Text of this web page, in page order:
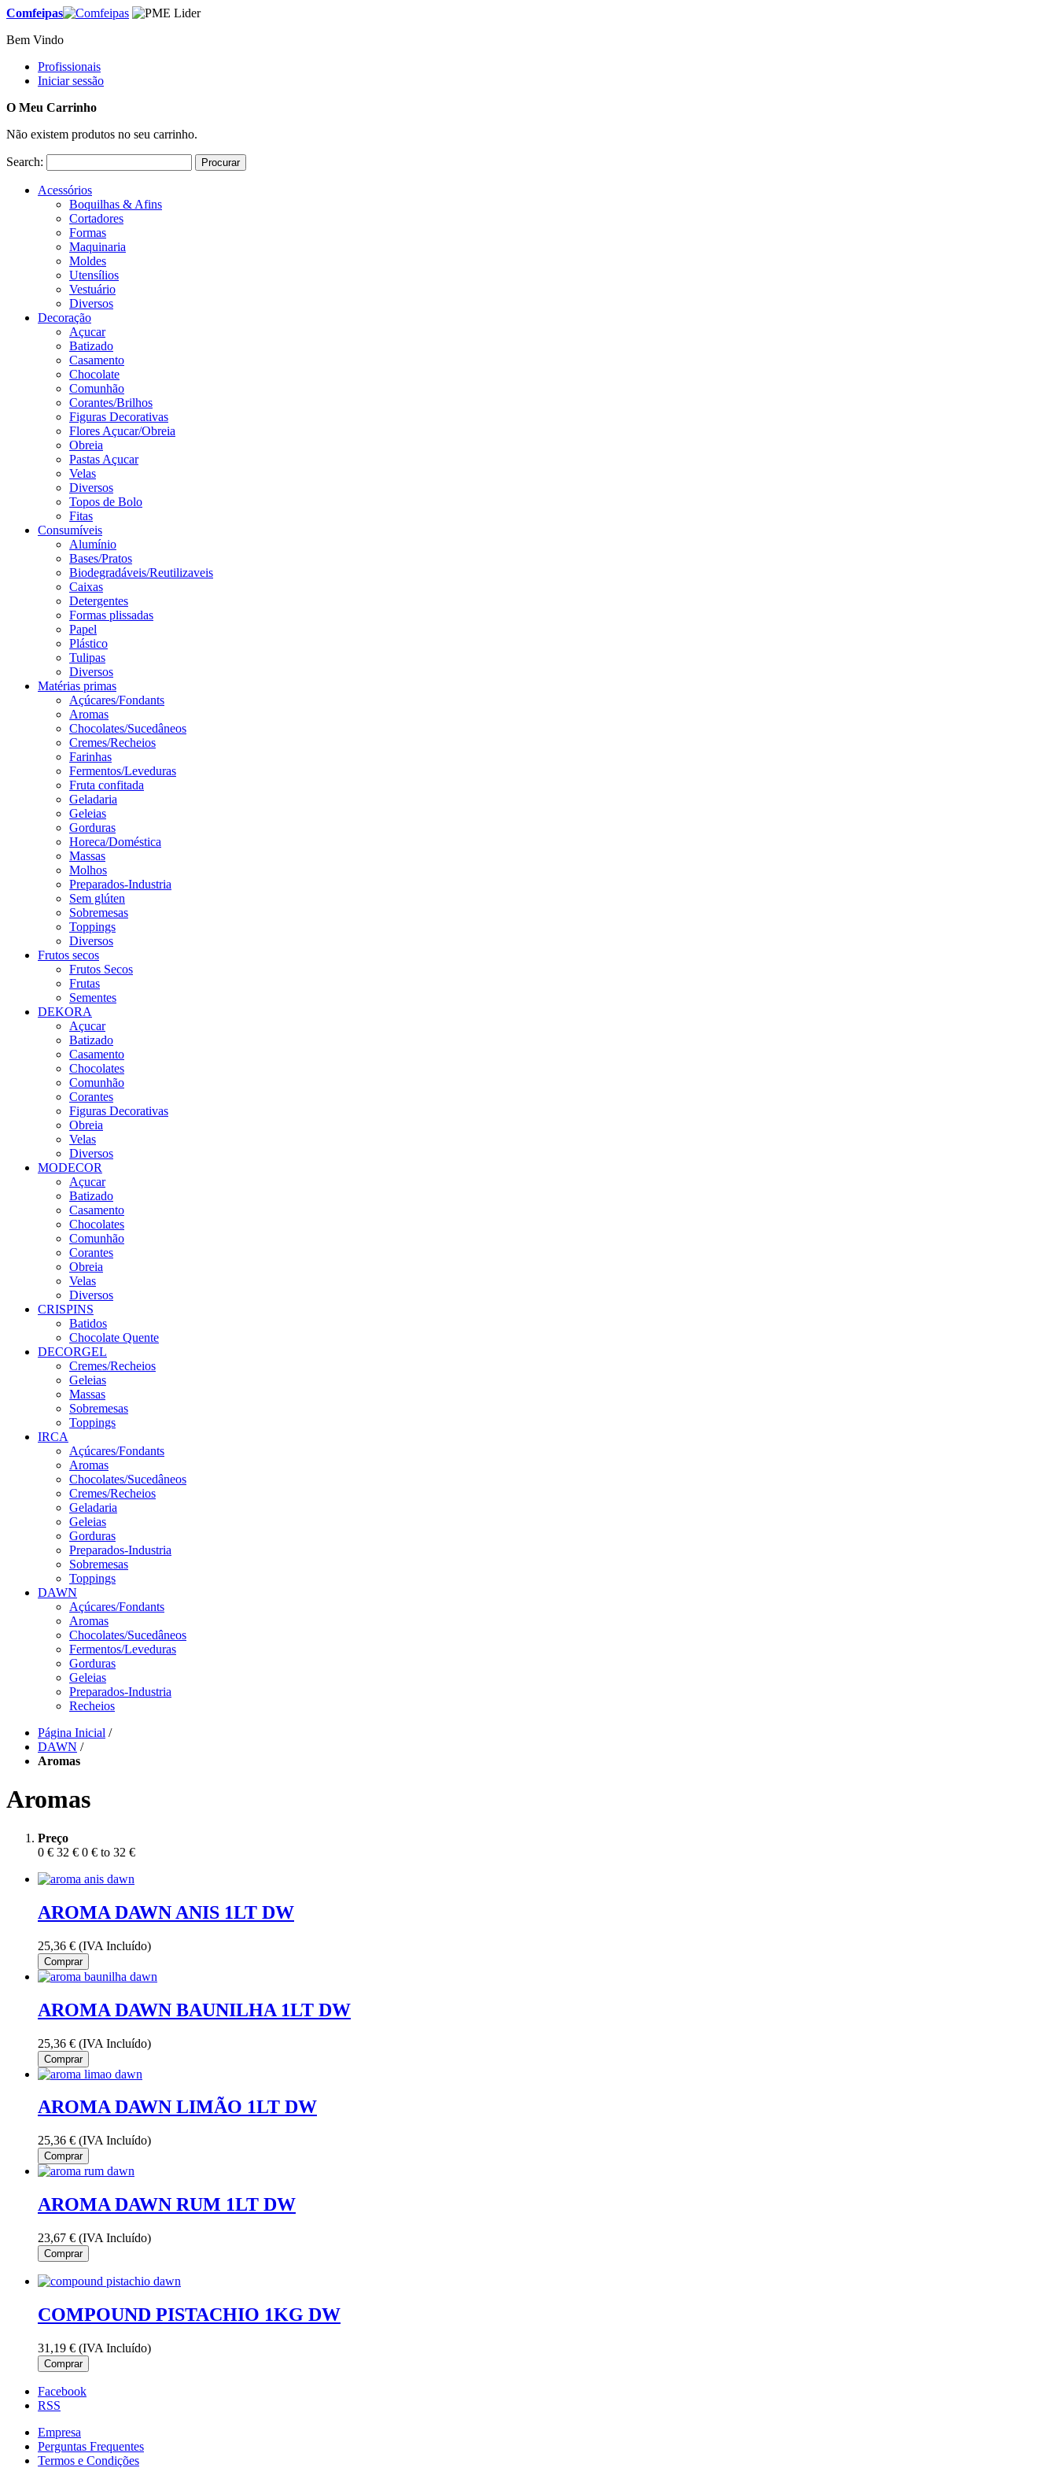
Comfeipas
Bem Vindo
Profissionais
Iniciar sessão
O Meu Carrinho
Não existem produtos no seu carrinho.
Search: Procurar
Acessórios
Boquilhas & Afins
Cortadores
Formas
Maquinaria
Moldes
Utensílios
Vestuário
Diversos
Decoração
Açucar
Batizado
Casamento
Chocolate
Comunhão
Corantes/Brilhos
Figuras Decorativas
Flores Açucar/Obreia
Obreia
Pastas Açucar
Velas
Diversos
Topos de Bolo
Fitas
Consumíveis
Alumínio
Bases/Pratos
Biodegradáveis/Reutilizaveis
Caixas
Detergentes
Formas plissadas
Papel
Plástico
Tulipas
Diversos
Matérias primas
Açúcares/Fondants
Aromas
Chocolates/Sucedâneos
Cremes/Recheios
Farinhas
Fermentos/Leveduras
Fruta confitada
Geladaria
Geleias
Gorduras
Horeca/Doméstica
Massas
Molhos
Preparados-Industria
Sem glúten
Sobremesas
Toppings
Diversos
Frutos secos
Frutos Secos
Frutas
Sementes
DEKORA
Açucar
Batizado
Casamento
Chocolates
Comunhão
Corantes
Figuras Decorativas
Obreia
Velas
Diversos
MODECOR
Açucar
Batizado
Casamento
Chocolates
Comunhão
Corantes
Obreia
Velas
Diversos
CRISPINS
Batidos
Chocolate Quente
DECORGEL
Cremes/Recheios
Geleias
Massas
Sobremesas
Toppings
IRCA
Açúcares/Fondants
Aromas
Chocolates/Sucedâneos
Cremes/Recheios
Geladaria
Geleias
Gorduras
Preparados-Industria
Sobremesas
Toppings
DAWN
Açúcares/Fondants
Aromas
Chocolates/Sucedâneos
Fermentos/Leveduras
Gorduras
Geleias
Preparados-Industria
Recheios
Página Inicial /
DAWN /
Aromas
Aromas
Preço
0 € 32 € 0 € to 32 €
AROMA DAWN ANIS 1LT DW
25,36 € (IVA Incluído)
Comprar
AROMA DAWN BAUNILHA 1LT DW
25,36 € (IVA Incluído)
Comprar
AROMA DAWN LIMÃO 1LT DW
25,36 € (IVA Incluído)
Comprar
AROMA DAWN RUM 1LT DW
23,67 € (IVA Incluído)
Comprar
COMPOUND PISTACHIO 1KG DW
31,19 € (IVA Incluído)
Comprar
Facebook
RSS
Empresa
Perguntas Frequentes
Termos e Condições